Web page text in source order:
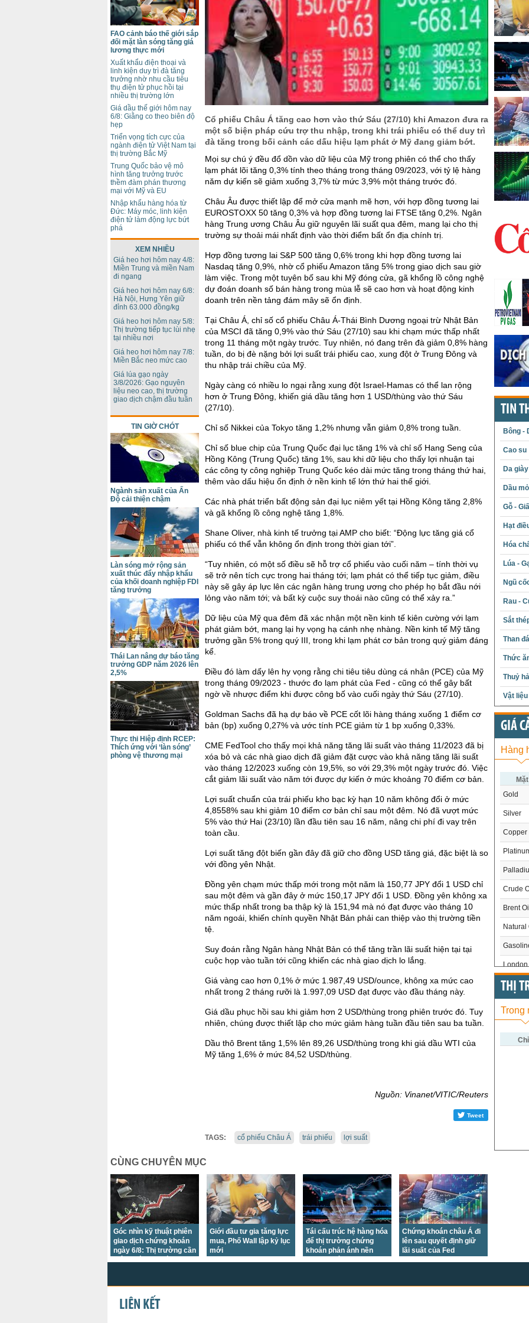
Cổ phiếu Châu Á tăng cao hơn vào thứ Sáu (27/10) khi Amazon đưa ra
một số biện pháp cứu trợ thu nhập, trong khi trái phiếu có thể duy trì
đà tăng trong bối cảnh các dấu hiệu lạm phát ở Mỹ đang giảm bớt.
Mọi sự chú ý đều đổ dồn vào dữ liệu của Mỹ trong phiên có thể cho thấy
lạm phát lõi tăng 0,3% tính theo tháng trong tháng 09/2023, với tỷ lệ hàng
năm dự kiến sẽ giảm xuống 3,7% từ mức 3,9% một tháng trước đó.
Châu Âu được thiết lập để mở cửa mạnh mẽ hơn, với hợp đồng tương lai
EUROSTOXX 50 tăng 0,3% và hợp đồng tương lai FTSE tăng 0,2%. Ngân
hàng Trung ương Châu Âu giữ nguyên lãi suất qua đêm, mang lại cho thị
trường sự thoải mái nhất định vào thời điểm bất ổn địa chính trị.
Hợp đồng tương lai S&P 500 tăng 0,6% trong khi hợp đồng tương lai
Nasdaq tăng 0,9%, nhờ cổ phiếu Amazon tăng 5% trong giao dịch sau giờ
làm việc. Trong một tuyên bố sau khi Mỹ đóng cửa, gã khổng lồ công nghệ
dự đoán doanh số bán hàng trong mùa lễ sẽ cao hơn và hoạt động kinh
doanh trên nền tảng đám mây sẽ ổn định.
Tại Châu Á, chỉ số cổ phiếu Châu Á-Thái Bình Dương ngoại trừ Nhật Bản
của MSCI đã tăng 0,9% vào thứ Sáu (27/10) sau khi chạm mức thấp nhất
trong 11 tháng một ngày trước. Tuy nhiên, nó đang trên đà giảm 0,8% hàng
tuần, do bị đè nặng bởi lợi suất trái phiếu cao, xung đột ở Trung Đông và
thu nhập trái chiều của Mỹ.
Ngày càng có nhiều lo ngại rằng xung đột Israel-Hamas có thể lan rộng
hơn ở Trung Đông, khiến giá dầu tăng hơn 1 USD/thùng vào thứ Sáu
(27/10).
Chỉ số Nikkei của Tokyo tăng 1,2% nhưng vẫn giảm 0,8% trong tuần.
Chỉ số blue chip của Trung Quốc đại lục tăng 1% và chỉ số Hang Seng của
Hồng Kông (Trung Quốc) tăng 1%, sau khi dữ liệu cho thấy lợi nhuận tại
các công ty công nghiệp Trung Quốc kéo dài mức tăng trong tháng thứ hai,
thêm vào dấu hiệu ổn định ở nền kinh tế lớn thứ hai thế giới.
Các nhà phát triển bất động sản đại lục niêm yết tại Hồng Kông tăng 2,8%
và gã khổng lồ công nghệ tăng 1,8%.
Shane Oliver, nhà kinh tế trưởng tại AMP cho biết: “Động lực tăng giá cổ
phiếu có thể vẫn không ổn định trong thời gian tới”.
“Tuy nhiên, có một số điều sẽ hỗ trợ cổ phiếu vào cuối năm – tính thời vụ
sẽ trở nên tích cực trong hai tháng tới; lạm phát có thể tiếp tục giảm, điều
này sẽ gây áp lực lên các ngân hàng trung ương cho phép họ bắt đầu nới
lỏng vào năm tới; và bất kỳ cuộc suy thoái nào cũng có thể xảy ra.”
Dữ liệu của Mỹ qua đêm đã xác nhận một nền kinh tế kiên cường với lạm
phát giảm bớt, mang lại hy vọng hạ cánh nhẹ nhàng. Nền kinh tế Mỹ tăng
trưởng gần 5% trong quý III, trong khi lạm phát cơ bản trong quý giảm đáng
kể.
Điều đó làm dấy lên hy vọng rằng chi tiêu tiêu dùng cá nhân (PCE) của Mỹ
trong tháng 09/2023 - thước đo lạm phát của Fed - cũng có thể gây bất
ngờ về nhược điểm khi được công bố vào cuối ngày thứ Sáu (27/10).
Goldman Sachs đã hạ dự báo về PCE cốt lõi hàng tháng xuống 1 điểm cơ
bản (bp) xuống 0,27% và ước tính PCE giảm từ 1 bp xuống 0,33%.
CME FedTool cho thấy mọi khả năng tăng lãi suất vào tháng 11/2023 đã bị
xóa bỏ và các nhà giao dịch đã giảm đặt cược vào khả năng tăng lãi suất
vào tháng 12/2023 xuống còn 19,5%, so với 29,3% một ngày trước đó. Việc
cắt giảm lãi suất vào năm tới được dự kiến ở mức khoảng 70 điểm cơ bản.
Lợi suất chuẩn của trái phiếu kho bạc kỳ hạn 10 năm không đổi ở mức
4,8558% sau khi giảm 10 điểm cơ bản chỉ sau một đêm. Nó đã vượt mức
5% vào thứ Hai (23/10) lần đầu tiên sau 16 năm, nâng chi phí đi vay trên
toàn cầu.
Lợi suất tăng đột biến gần đây đã giữ cho đồng USD tăng giá, đặc biệt là so
với đồng yên Nhật.
Đồng yên chạm mức thấp mới trong một năm là 150,77 JPY đổi 1 USD chỉ
sau một đêm và gần đây ở mức 150,17 JPY đổi 1 USD. Đồng yên không xa
mức thấp nhất trong ba thập kỷ là 151,94 mà nó đạt được vào tháng 10
năm ngoái, khiến chính quyền Nhật Bản phải can thiệp vào thị trường tiền
tệ.
Suy đoán rằng Ngân hàng Nhật Bản có thể tăng trần lãi suất hiện tại tại
cuộc họp vào tuần tới cũng khiến các nhà giao dịch lo lắng.
Giá vàng cao hơn 0,1% ở mức 1.987,49 USD/ounce, không xa mức cao
nhất trong 2 tháng rưỡi là 1.997,09 USD đạt được vào đầu tháng này.
Giá dầu phục hồi sau khi giảm hơn 2 USD/thùng trong phiên trước đó. Tuy
nhiên, chúng được thiết lập cho mức giảm hàng tuần đầu tiên sau ba tuần.
Dầu thô Brent tăng 1,5% lên 89,26 USD/thùng trong khi giá dầu WTI của
Mỹ tăng 1,6% ở mức 84,52 USD/thùng.
Nguồn: Vinanet/VITIC/Reuters
Tweet
TAGS: cổ phiếu Châu Á trái phiếu lợi suất
FAO cảnh báo thế giới sắp
đối mặt làn sóng tăng giá
lương thực mới
Xuất khẩu điện thoại và
linh kiện duy trì đà tăng
trưởng nhờ nhu cầu tiêu
thụ điện tử phục hồi tại
nhiều thị trường lớn
Giá dầu thế giới hôm nay
6/8: Giằng co theo biên độ
hẹp
Triển vọng tích cực của
ngành điện tử Việt Nam tại
thị trường Bắc Mỹ
Trung Quốc bảo vệ mô
hình tăng trưởng trước
thềm đàm phán thương
mại với Mỹ và EU
Nhập khẩu hàng hóa từ
Đức: Máy móc, linh kiện
điện tử làm động lực bứt
phá
XEM NHIỀU
Giá heo hơi hôm nay 4/8:
Miền Trung và miền Nam
đi ngang
Giá heo hơi hôm nay 6/8:
Hà Nội, Hưng Yên giữ
đỉnh 63.000 đồng/kg
Giá heo hơi hôm nay 5/8:
Thị trường tiếp tục lùi nhẹ
tại nhiều nơi
Giá heo hơi hôm nay 7/8:
Miền Bắc neo mức cao
Giá lúa gạo ngày
3/8/2026: Gạo nguyên
liệu neo cao, thị trường
giao dịch chậm đầu tuần
TIN GIỜ CHÓT
Ngành sản xuất của Ấn
Độ cải thiện chậm
Làn sóng mở rộng sản
xuất thúc đẩy nhập khẩu
của khối doanh nghiệp FDI
tăng trưởng
Thái Lan nâng dự báo tăng
trưởng GDP năm 2026 lên
2,5%
Thực thi Hiệp định RCEP:
Thích ứng với ‘làn sóng’
phòng vệ thương mại
CÙNG CHUYÊN MỤC
Góc nhìn kỹ thuật phiên
giao dịch chứng khoán
ngày 6/8: Thị trường cần
Giới đầu tư gia tăng lực
mua, Phố Wall lập kỷ lục
mới
Tái cấu trúc hệ hàng hóa
để thị trường chứng
khoán phản ánh nền
Chứng khoán châu Á đi
lên sau quyết định giữ
lãi suất của Fed
TIN
Bông -
Cao su
Da giày
Dầu
Gỗ -
Hạt
Hóa
Lúa -
Ngũ
Rau -
Sắt
Than đá
Thức
Thuỷ
Vật
GIÁ
Hàng
Gold
Silver
Copper
Crude
Brent
Natural
London
US
US
US
THỊ
Trong
LIÊN KẾT